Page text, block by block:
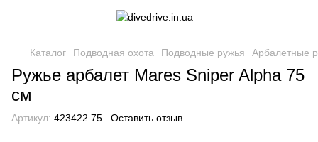
Каталог Подводная охота Подводные ружья Арбалетные
Ружье арбалет Mares Sniper Alpha 75
см
Артикул: 423422.75 Оставить отзыв